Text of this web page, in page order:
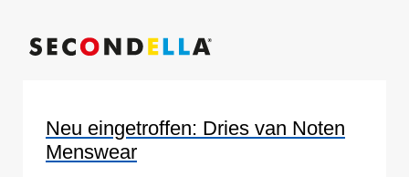
Neu eingetroffen: Dries van Noten
Menswear